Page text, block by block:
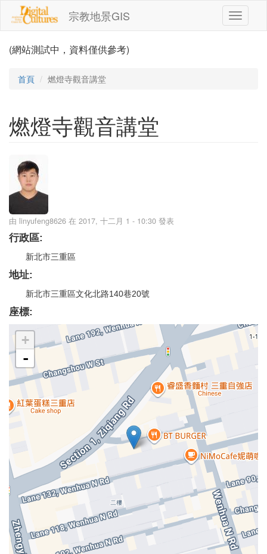
移至主內容
宗教地景GIS
Toggle
(網站測試中，資料僅供參考)
首頁 燃燈寺觀音講堂
燃燈寺觀音講堂
由 linyufeng8626 在 2017, 十二月 1 - 10:30 發表
行政區:
新北市三重區
地址:
新北市三重區文化北路140巷20號
座標:
+
-